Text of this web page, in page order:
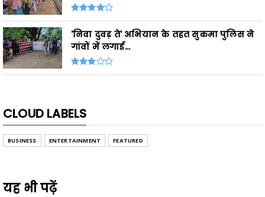
'निवा दुवड़ ते' अभियान के तहत सुकमा पुलिस ने
गांवों में लगाई...
CLOUD LABELS
BUSINESS ENTERTAINMENT FEATURED
यह भी पढ़ें